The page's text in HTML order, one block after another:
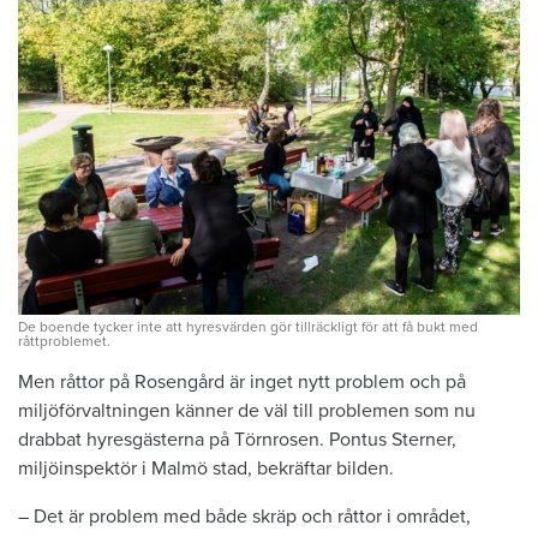
De boende tycker inte att hyresvärden gör tillräckligt för att få bukt med
råttproblemet.
Men råttor på Rosengård är inget nytt problem och på
miljöförvaltningen känner de väl till problemen som nu
drabbat hyresgästerna på Törnrosen. Pontus Sterner,
miljöinspektör i Malmö stad, bekräftar bilden.
– Det är problem med både skräp och råttor i området,